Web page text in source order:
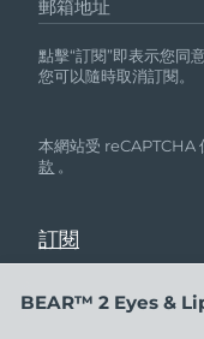
郵箱地址
點擊“訂閱”即表示您同
您可以隨時取消訂閱。
本網站受
款 。
BEAR™ 2 Eyes &